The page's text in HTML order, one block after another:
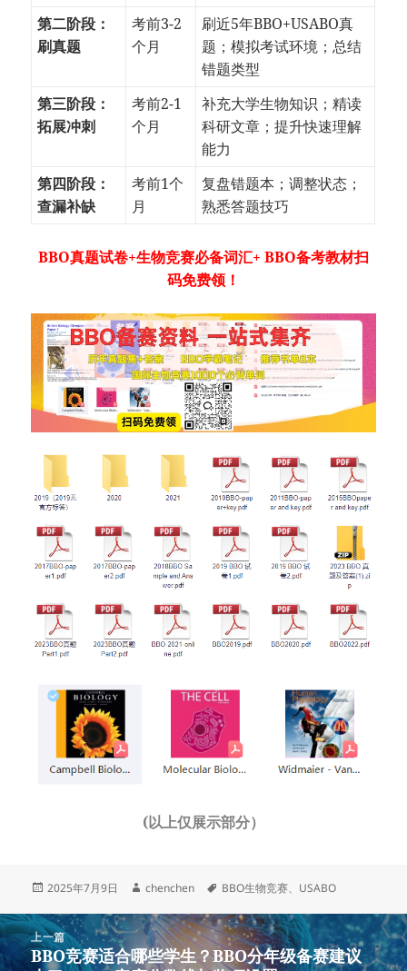
第二阶段：
刷真题
考前3-2
个月
刷近5年BBO+USABO真
题；模拟考试环境；总结
错题类型
第三阶段：
拓展冲刺
考前2-1
个月
补充大学生物知识；精读
科研文章；提升快速理解
能力
第四阶段：
查漏补缺
考前1个
月
复盘错题本；调整状态；
熟悉答题技巧
BBO真题试卷+生物竞赛必备词汇+ BBO备考教材扫
码免费领！
(以上仅展示部分）
发
于
2025年7月9日
作
chenchen
标
BBO生物竞赛、 USABO
文
章
导
上一篇
上
BBO竞赛适合哪些学生？BBO分年级备赛建议